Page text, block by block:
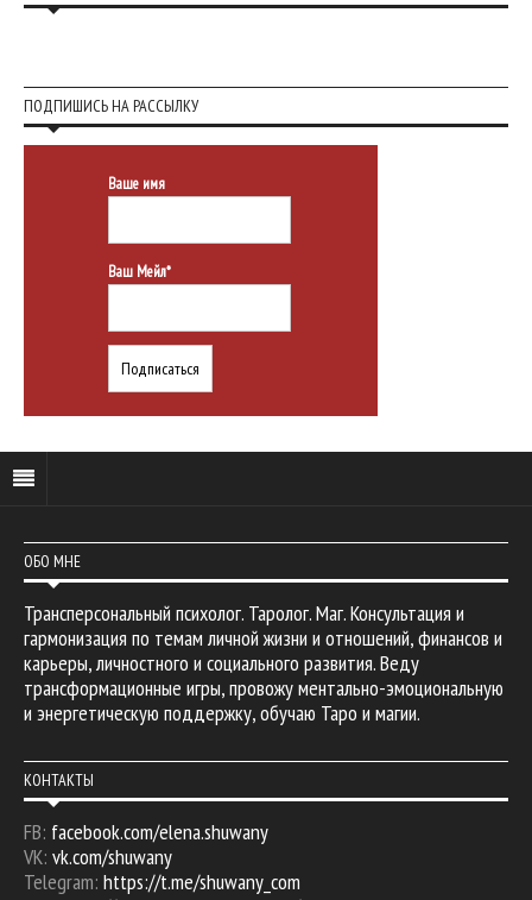
ПОДПИШИСЬ НА РАССЫЛКУ
Ваше имя
Ваш Мейл*
ОБО МНЕ
Трансперсональный психолог. Таролог. Маг. Консультация и
гармонизация по темам личной жизни и отношений, финансов и
карьеры, личностного и социального развития. Веду
трансформационные игры, провожу ментально-эмоциональную
и энергетическую поддержку, обучаю Таро и магии.
КОНТАКТЫ
FB: facebook.com/elena.shuwany
VK: vk.com/shuwany
Telegram: https://t.me/shuwany_com